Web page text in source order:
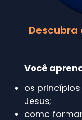
Você
os
Jesus;
como